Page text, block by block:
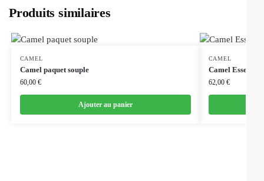
Produits similaires
CAMEL
Camel paquet souple
60,00 €
Ajouter au panier
CAMEL
Camel Essential
62,00 €